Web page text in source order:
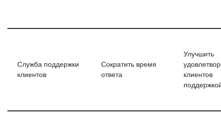
Служба поддержки
клиентов
Сократить время
ответа
Улучшить
клиентов